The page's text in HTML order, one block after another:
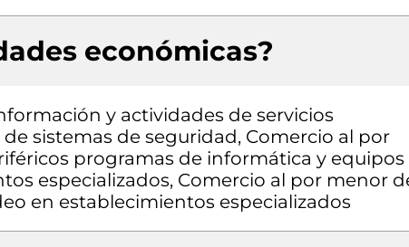
económicas?
y actividades de servicios
sistemas de seguridad, Comercio al por
programas de informática y equipos
especializados, Comercio al por menor
en establecimientos especializados